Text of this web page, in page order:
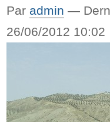
Par admin —
26/06/2012 10:02